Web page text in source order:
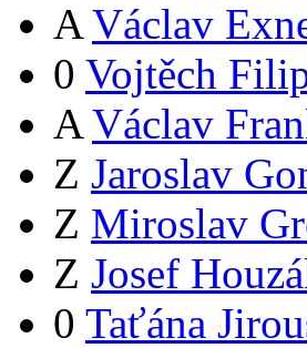
A Václav
0 Vojtěch
A Václav
Z Jaroslav
Z Miroslav
Z Josef
0 Taťána